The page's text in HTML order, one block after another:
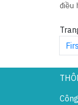
điều